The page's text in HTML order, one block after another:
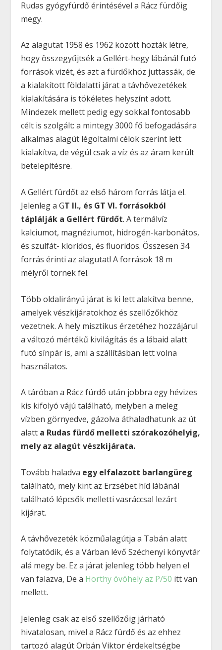
Rudas gyógyfürdő érintésével a Rácz fürdőig
megy.
Az alagutat 1958 és 1962 között hozták létre,
hogy összegyűjtsék a Gellért-hegy lábánál futó
források vizét, és azt a fürdőkhöz juttassák, de
a kialakított földalatti járat a távhővezetékek
kialakítására is tökéletes helyszínt adott.
Mindezek mellett pedig egy sokkal fontosabb
célt is szolgált: a mintegy 3000 fő befogadására
alkalmas alagút légoltalmi célok szerint lett
kialakítva, de végül csak a víz és az áram került
betelepítésre.
A Gellért fürdőt az első három forrás látja el.
Jelenleg a GT II., és GT VI. forrásokból
táplálják a Gellért fürdőt. A termálvíz
kalciumot, magnéziumot, hidrogén-karbonátos,
és szulfát- kloridos, és fluoridos. Összesen 34
forrás érinti az alagutat! A források 18 m
mélyről törnek fel.
Több oldalirányú járat is ki lett alakítva benne,
amelyek vészkijáratokhoz és szellőzőkhöz
vezetnek. A hely misztikus érzetéhez hozzájárul
a változó mértékű kivilágítás és a lábaid alatt
futó sínpár is, ami a szállításban lett volna
használatos.
A táróban a Rácz fürdő után jobbra egy hévizes
kis kifolyó vájú található, melyben a meleg
vízben görnyedve, gázolva áthaladhatunk az út
alatt a Rudas fürdő melletti szórakozóhelyig,
mely az alagút vészkijárata.
Tovább haladva egy elfalazott barlangüreg
található, mely kint az Erzsébet híd lábánál
található lépcsők melletti vasráccsal lezárt
kijárat.
A távhővezeték közműalagútja a Tabán alatt
folytatódik, és a Várban lévő Széchenyi könyvtár
alá megy be. Ez a járat jelenleg több helyen el
van falazva, De a Horthy óvóhely az P/50 itt van
mellett.
Jelenleg csak az első szellőzőig járható
hivatalosan, mivel a Rácz fürdő és az ehhez
tartozó alagút Orbán Viktor érdekeltségbe